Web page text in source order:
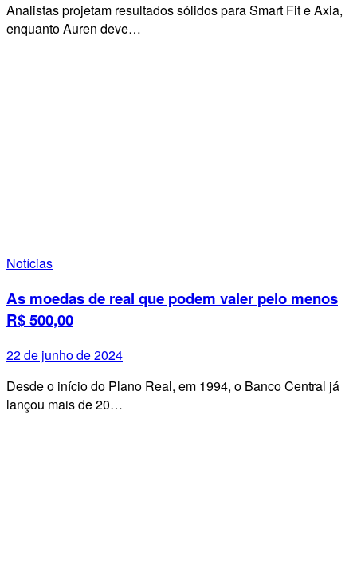
Analistas projetam resultados sólidos para Smart Fit e Axia,
enquanto Auren deve…
Notícias
As moedas de real que podem valer pelo menos
R$ 500,00
22 de junho de 2024
Desde o início do Plano Real, em 1994, o Banco Central já
lançou mais de 20…